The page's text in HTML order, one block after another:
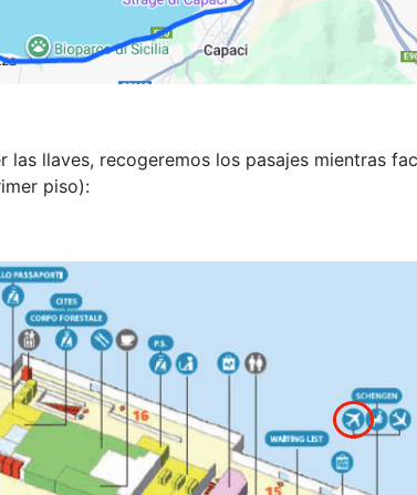
llaves, recogeremos los pasajes mientras
piso):